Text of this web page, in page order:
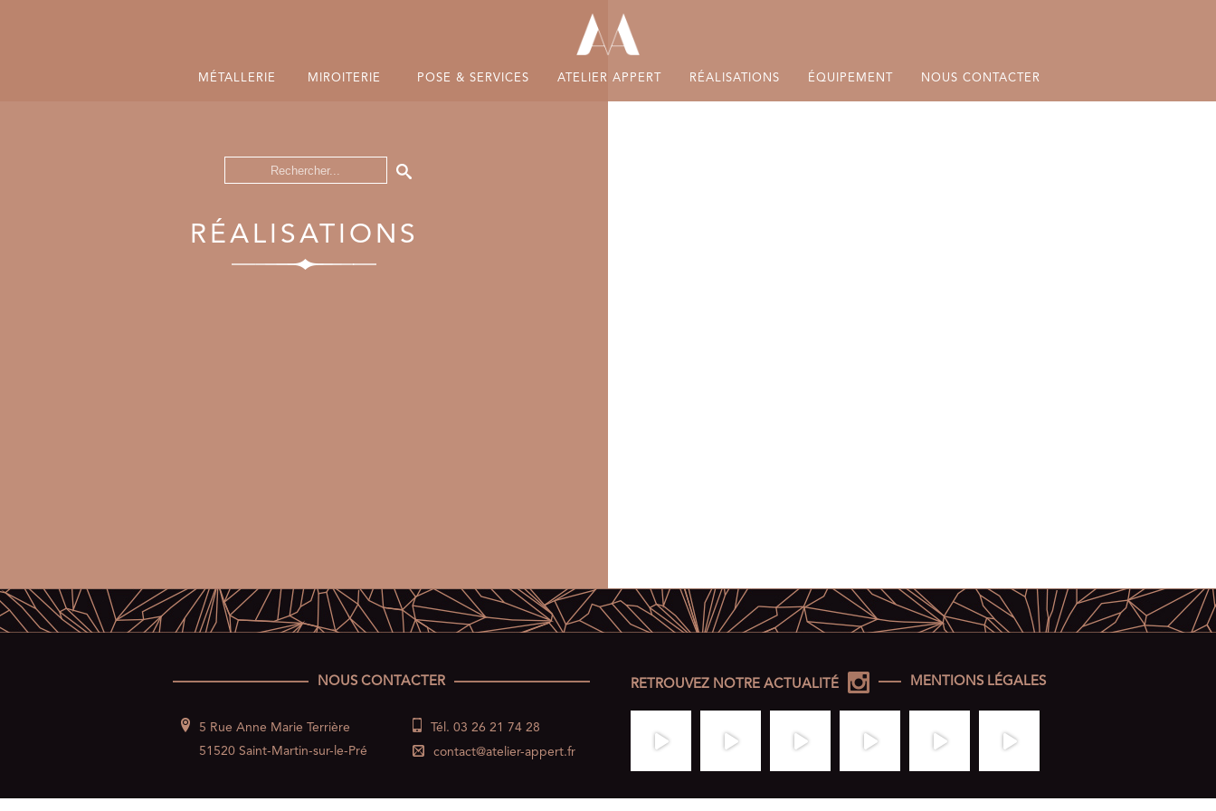
MÉTALLERIE MIROITERIE POSE & SERVICES ATELIER APPERT RÉALISATIONS ÉQUIPEMENT NOUS CONTACTER
RÉALISATIONS
NOUS CONTACTER
5 Rue Anne Marie Terrière
51520 Saint-Martin-sur-le-Pré
Tél. 03 26 21 74 28
contact@atelier-appert.fr
RETROUVEZ NOTRE ACTUALITÉ MENTIONS LÉGALES